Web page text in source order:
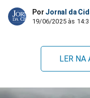
FacebookWhatsapp
Por Jornal da
19/06/2025 às
LER NA